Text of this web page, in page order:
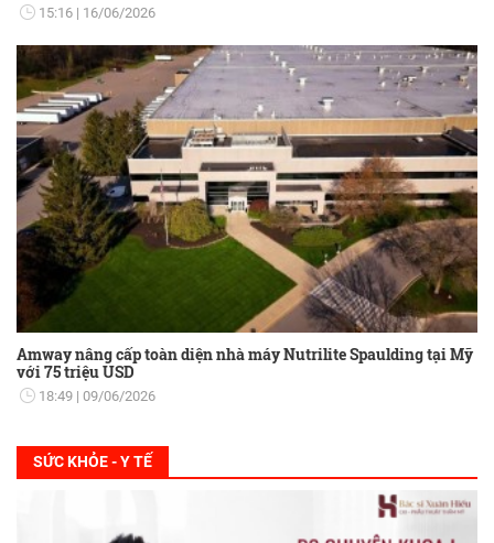
15:16 16/06/2026
Amway nâng cấp toàn diện nhà máy Nutrilite Spaulding tại Mỹ
với 75 triệu USD
18:49 09/06/2026
SỨC KHỎE - Y TẾ